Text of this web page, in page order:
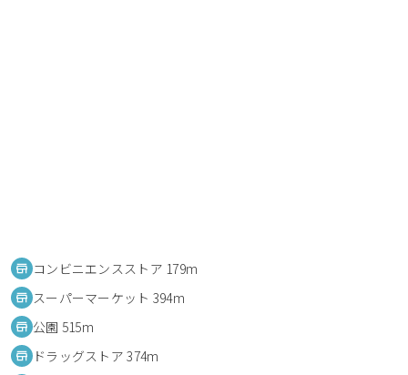
コンビニエンスストア 179m
スーパーマーケット 394m
公園 515m
ドラッグストア 374m